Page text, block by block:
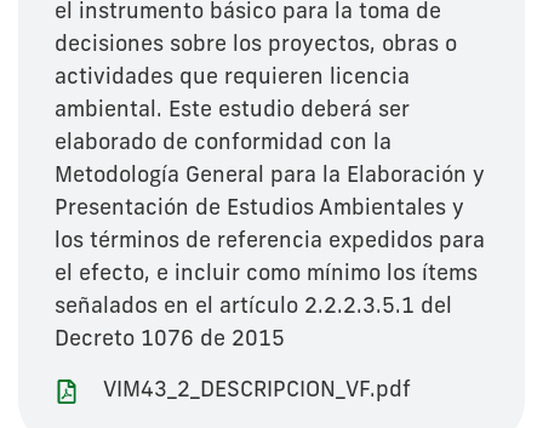
el instrumento básico para la toma de
decisiones sobre los proyectos, obras o
actividades que requieren licencia
ambiental. Este estudio deberá ser
elaborado de conformidad con la
Metodología General para la Elaboración y
Presentación de Estudios Ambientales y
los términos de referencia expedidos para
el efecto, e incluir como mínimo los ítems
señalados en el artículo 2.2.2.3.5.1 del
Decreto 1076 de 2015
VIM43_2_DESCRIPCION_VF.pdf